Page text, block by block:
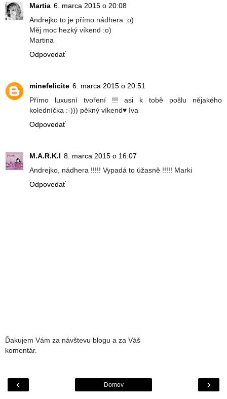
Martia 6. marca 2015 o 20:08
Andrejko to je přímo nádhera :o)
Měj moc hezký víkend :o)
Martina
Odpovedať
minefelicite 6. marca 2015 o 20:51
Přímo luxusní tvoření !!! asi k tobě pošlu nějakého
koledníčka :-))) pěkný víkend♥ Iva
Odpovedať
M.A.R.K.I 8. marca 2015 o 16:07
Andrejko, nádhera !!!!! Vypadá to úžasně !!!!! Marki
Odpovedať
Ďakujem Vám za návštevu blogu a za Váš
komentár.
‹ ›
Domov